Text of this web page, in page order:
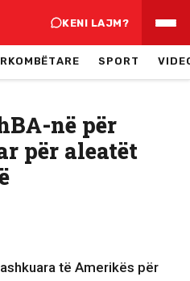
KENI LAJM?
SPORT
në për
për aleatët
të Amerikës për